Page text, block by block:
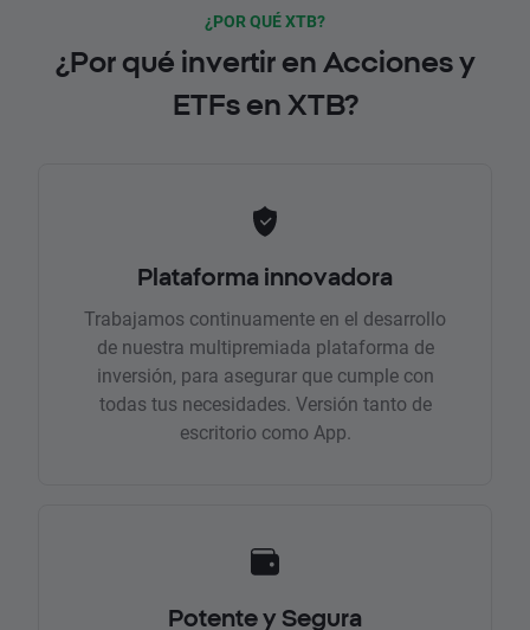
¿POR QUÉ XTB?
¿Por qué invertir en Acciones y
ETFs en XTB?
Plataforma innovadora
Trabajamos continuamente en el desarrollo
de nuestra multipremiada plataforma de
inversión, para asegurar que cumple con
todas tus necesidades. Versión tanto de
escritorio como App.
Potente y Segura